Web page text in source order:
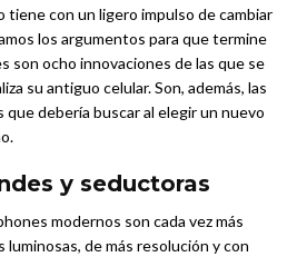
tiene con un ligero impulso de cambiar
los argumentos para que termine
son ocho innovaciones de las que se
su antiguo celular. Son, además, las
debería buscar al elegir un nuevo
y seductoras
modernos son cada vez más
luminosas, de más resolución y con